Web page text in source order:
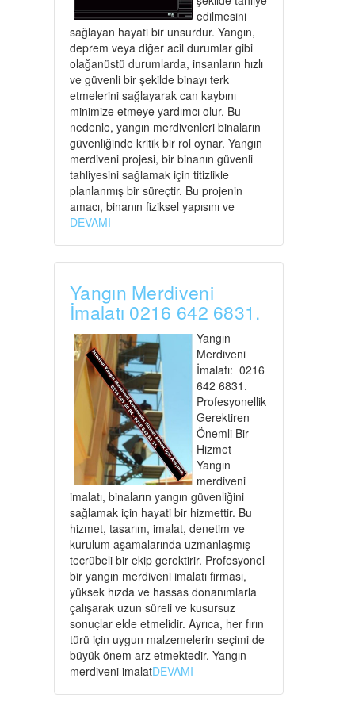
edilmesini
sağlayan hayati bir unsurdur. Yangın,
deprem veya diğer acil durumlar gibi
olağanüstü durumlarda, insanların hızlı
ve güvenli bir şekilde binayı terk
etmelerini sağlayarak can kaybını
minimize etmeye yardımcı olur. Bu
nedenle, yangın merdivenleri binaların
güvenliğinde kritik bir rol oynar. Yangın
merdiveni projesi, bir binanın güvenli
tahliyesini sağlamak için titizlikle
planlanmış bir süreçtir. Bu projenin
amacı, binanın fiziksel yapısını ve
DEVAMI
Yangın Merdiveni
İmalatı 0216 642 6831.
Yangın
Merdiveni
İmalatı: 0216
642 6831.
Profesyonellik
Gerektiren
Önemli Bir
Hizmet
Yangın
merdiveni
imalatı, binaların yangın güvenliğini
sağlamak için hayati bir hizmettir. Bu
hizmet, tasarım, imalat, denetim ve
kurulum aşamalarında uzmanlaşmış
tecrübeli bir ekip gerektirir. Profesyonel
bir yangın merdiveni imalatı firması,
yüksek hızda ve hassas donanımlarla
çalışarak uzun süreli ve kusursuz
sonuçlar elde etmelidir. Ayrıca, her fırın
türü için uygun malzemelerin seçimi de
büyük önem arz etmektedir. Yangın
merdiveni imalatDEVAMI